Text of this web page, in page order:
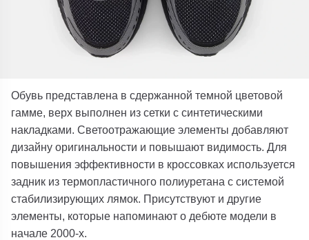
Обувь представлена в сдержанной темной цветовой
гамме, верх выполнен из сетки с синтетическими
накладками. Светоотражающие элементы добавляют
дизайну оригинальности и повышают видимость. Для
повышения эффективности в кроссовках используется
задник из термопластичного полиуретана с системой
стабилизирующих лямок. Присутствуют и другие
элементы, которые напоминают о дебюте модели в
начале 2000-х.